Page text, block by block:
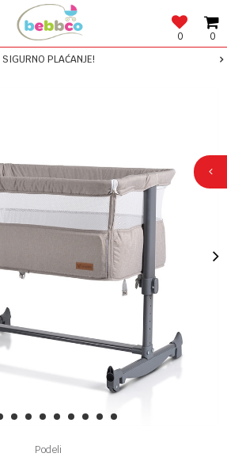
0
0
SIGURNO PLAĆANJE!
2 3 4 5 6 7 8 9 10
Podeli